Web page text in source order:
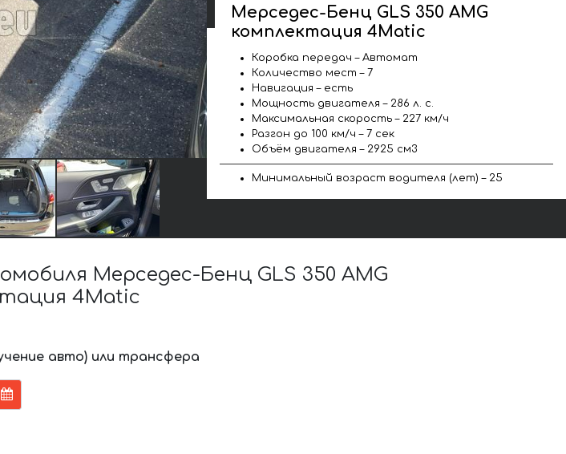
Мерседес-Бенц GLS 350 AMG
комплектация 4Matic
Коробка передач – Автомат
Количество мест – 7
Навигация – есть
Мощность двигателя – 286 л. с.
Максимальная скорость – 227 км/ч
Разгон до 100 км/ч – 7 сек
Объём двигателя – 2925 см3
Минимальный возраст водителя (лет) – 25
Мерседес-Бенц GLS 350 AMG
4Matic
авто) или трансфера